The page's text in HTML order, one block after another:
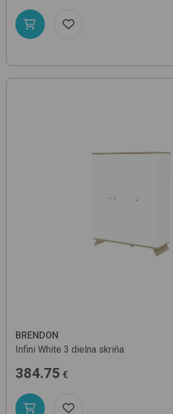
BRENDON
Infini White 3 dielna skriňa
384.75 €